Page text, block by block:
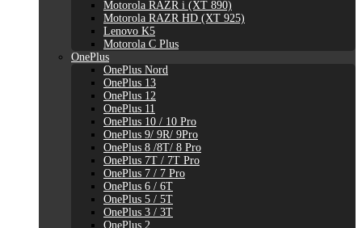
Motorola RAZR i (XT 890)
Motorola RAZR HD (XT 925)
Lenovo K5
Motorola C Plus
OnePlus
OnePlus Nord
OnePlus 13
OnePlus 12
OnePlus 11
OnePlus 10 / 10 Pro
OnePlus 9/ 9R/ 9Pro
OnePlus 8 /8T/ 8 Pro
OnePlus 7T / 7T Pro
OnePlus 7 / 7 Pro
OnePlus 6 / 6T
OnePlus 5 / 5T
OnePlus 3 / 3T
OnePlus 2